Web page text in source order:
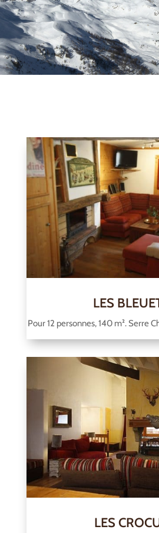
LES
Pour 12 personnes, 140 m². Serre
LES